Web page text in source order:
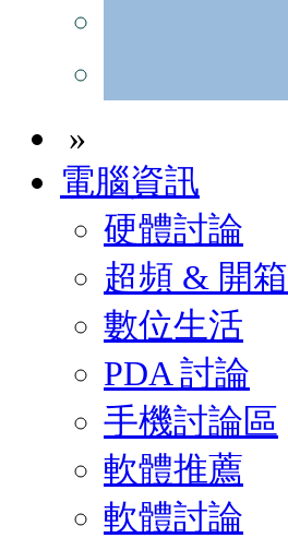
»
電腦資訊
硬體討論
超頻 & 開箱
數位生活
PDA 討論
手機討論區
軟體推薦
軟體討論